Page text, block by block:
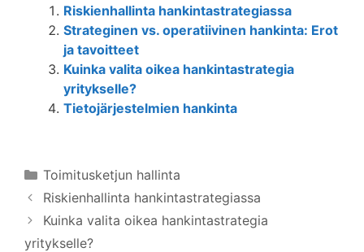
Riskienhallinta hankintastrategiassa
Strateginen vs. operatiivinen hankinta: Erot
ja tavoitteet
Kuinka valita oikea hankintastrategia
yritykselle?
Tietojärjestelmien hankinta
Kategoriat
Toimitusketjun hallinta
Riskienhallinta hankintastrategiassa
Kuinka valita oikea hankintastrategia
yritykselle?